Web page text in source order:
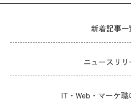
新着記事一
ニュースリリ
IT・Web・マーケ